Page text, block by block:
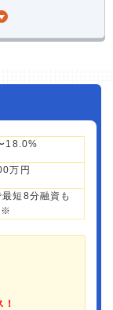
18.0%
万円
短8分融資も
※